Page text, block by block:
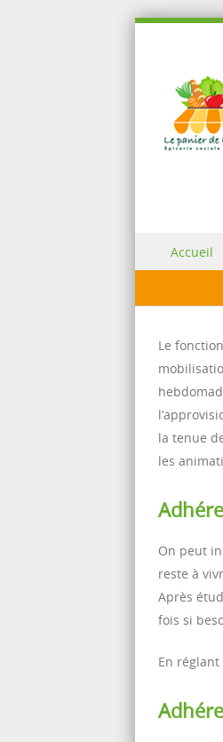
Menu
Sauter auAccueil
Le
la tenue
les
On peut
reste à
Après
fois si
En